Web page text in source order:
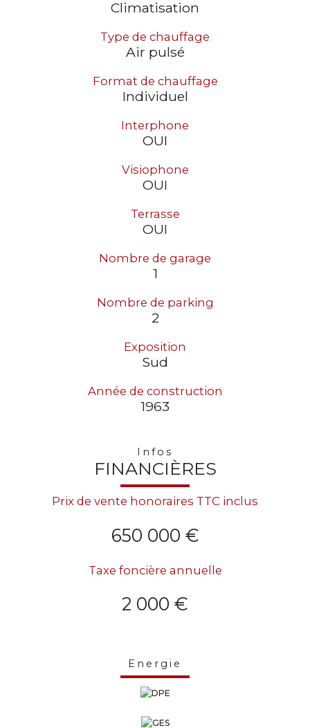
Climatisation
Type de chauffage
Air pulsé
Format de chauffage
Individuel
Interphone
OUI
Visiophone
OUI
Terrasse
OUI
Nombre de garage
1
Nombre de parking
2
Exposition
Sud
Année de construction
1963
Infos
FINANCIÈRES
Prix de vente honoraires TTC inclus
650 000 €
Taxe foncière annuelle
2 000 €
Energie